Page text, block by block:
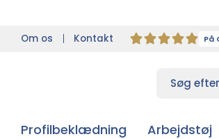
Om os Kontakt På
Profilbeklædning Arbejdstøj